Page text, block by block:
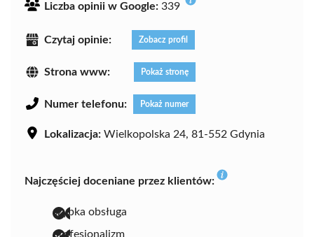
Liczba opinii w Google: 339
Czytaj opinie: Zobacz profil
Strona www: Pokaż stronę
Numer telefonu: Pokaż numer
Lokalizacja: Wielkopolska 24, 81-552 Gdynia
Najczęściej doceniane przez klientów:
szybka obsługa
profesjonalizm